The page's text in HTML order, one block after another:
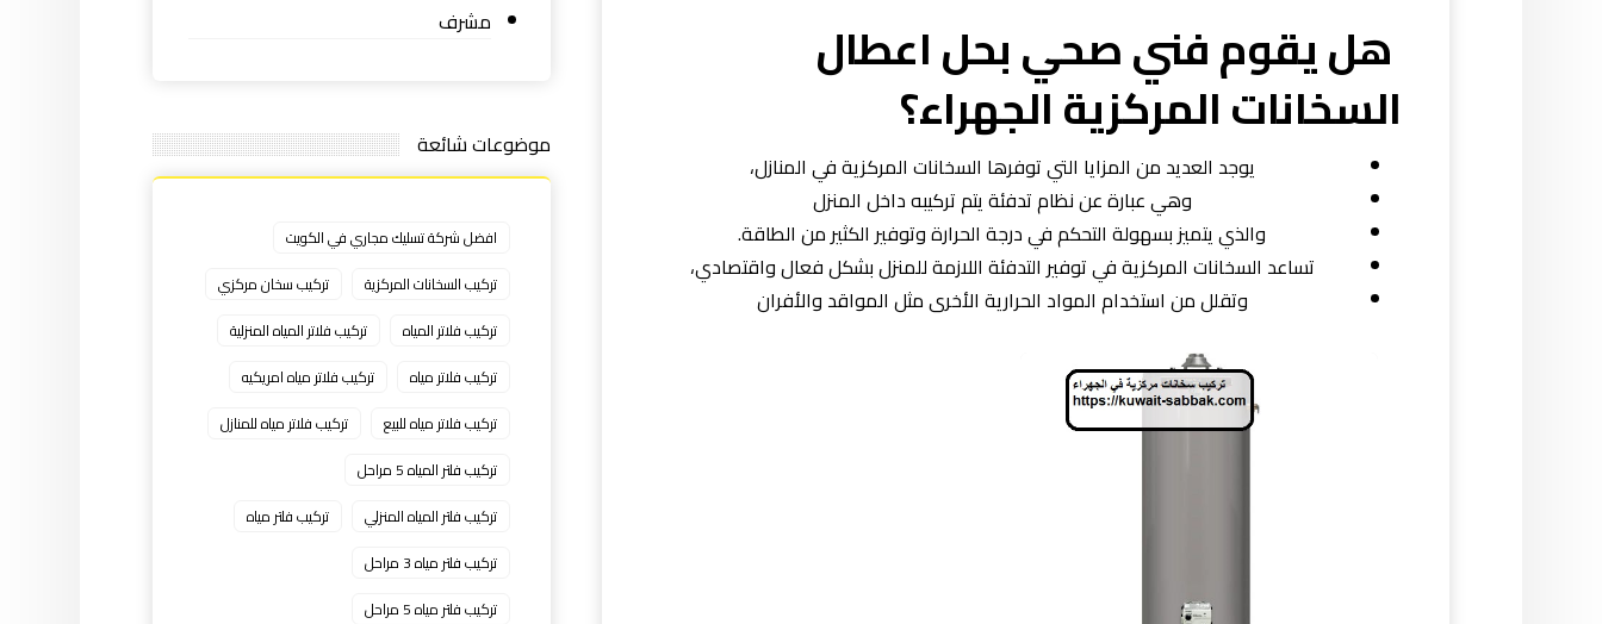
هل يقوم فني صحي بحل اعطال
السخانات المركزية الجهراء؟
يوجد العديد من المزايا التي توفرها السخانات المركزية في المنازل،
وهي عبارة عن نظام تدفئة يتم تركيبه داخل المنزل
والذي يتميز بسهولة التحكم في درجة الحرارة وتوفير الكثير من الطاقة.
تساعد السخانات المركزية في توفير التدفئة اللازمة للمنزل بشكل فعال واقتصادي،
وتقلل من استخدام المواد الحرارية الأخرى مثل المواقد والأفران
مشرف
موضوعات شائعة
افضل شركة تسليك مجاري في الكويت
تركيب السخانات المركزية
تركيب سخان مركزي
تركيب فلاتر المياه
تركيب فلاتر المياه المنزلية
تركيب فلاتر مياه
تركيب فلاتر مياه امريكيه
تركيب فلاتر مياه للبيع
تركيب فلاتر مياه للمنازل
تركيب فلتر المياه 5 مراحل
تركيب فلتر المياه المنزلي
تركيب فلتر مياه
تركيب فلتر مياه 3 مراحل
تركيب فلتر مياه 5 مراحل